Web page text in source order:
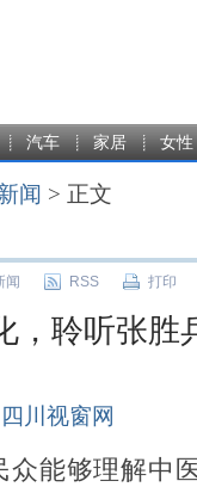
汽车 家居 女性
闻 > 正文
闻 RSS 打印
，聆听张胜
四川视窗网
众能够理解中